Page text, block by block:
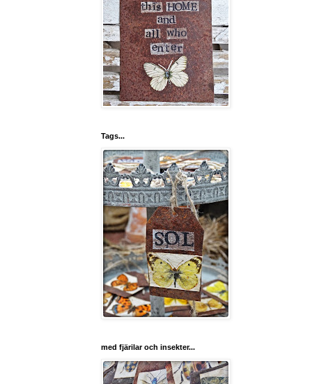
Tags...
med fjärilar och insekter...